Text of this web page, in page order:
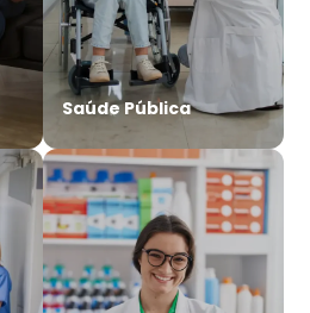
Saúde Pública